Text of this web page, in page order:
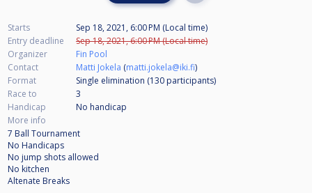
Starts
Sep 18, 2021, 6:00 PM (Local time)
Entry deadline
Sep 18, 2021, 6:00 PM (Local time)
Organizer
Fin Pool
Contact
Matti Jokela (matti.jokela@iki.fi)
Format
Single elimination (130 participants)
Race to
3
Handicap
No handicap
More info
7 Ball Tournament
No Handicaps
No jump shots allowed
No kitchen
Altenate Breaks